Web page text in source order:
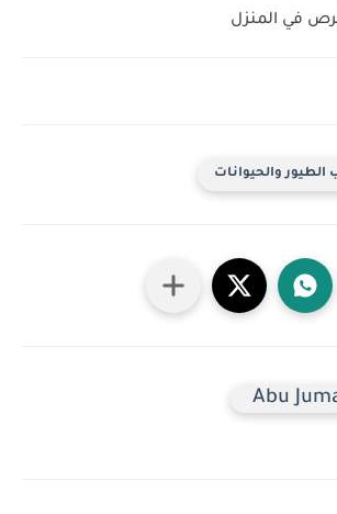
في المنزل
الطيور والحيوانات
Abu